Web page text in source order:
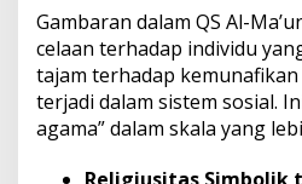
Gambaran dalam QS Al-
celaan terhadap individu
tajam terhadap
terjadi dalam sistem sosial.
agama” dalam skala yang